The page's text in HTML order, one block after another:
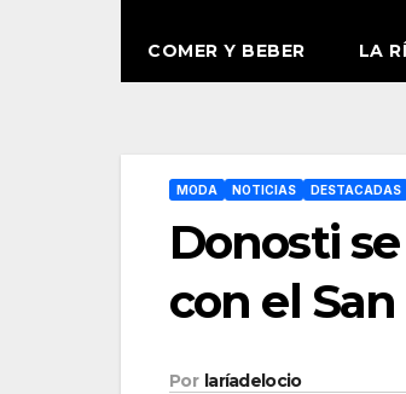
COMER Y BEBER LA
MODA NOTICIAS DESTACADAS
Donosti
con el
Por laríadelocio